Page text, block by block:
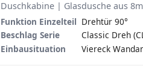
Duschkabine | Glasdusche aus
Funktion Einzelteil Drehtür 90°
Beschlag Serie
Classic Dreh
Einbausituation
Viereck